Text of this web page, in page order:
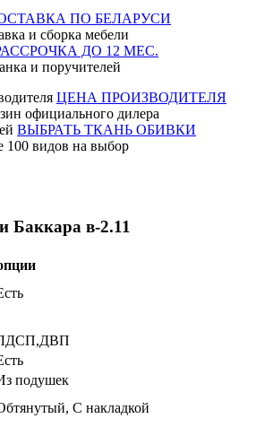
ПО БЕЛАРУСИ
и сборка мебели
ДО 12 МЕС.
и поручителей
ЦЕНА ПРОИЗВОДИТЕЛЯ
официального дилера
ВЫБРАТЬ ТКАНЬ ОБИВКИ
100 видов на выбор
Баккара в-2.11
подушек
С накладкой